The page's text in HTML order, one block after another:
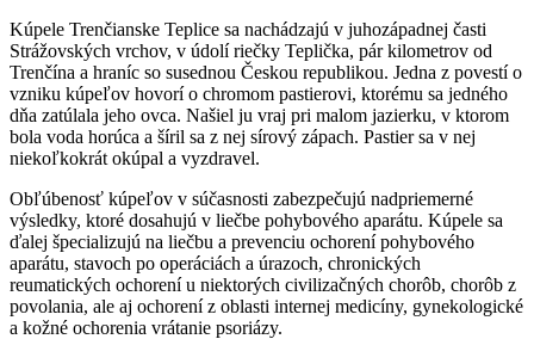
Kúpele Trenčianske Teplice sa nachádzajú v juhozápadnej časti
Strážovských vrchov, v údolí riečky Teplička, pár kilometrov od
Trenčína a hraníc so susednou Českou republikou. Jedna z povestí o
vzniku kúpeľov hovorí o chromom pastierovi, ktorému sa jedného
dňa zatúlala jeho ovca. Našiel ju vraj pri malom jazierku, v ktorom
bola voda horúca a šíril sa z nej sírový zápach. Pastier sa v nej
niekoľkokrát okúpal a vyzdravel.
Obľúbenosť kúpeľov v súčasnosti zabezpečujú nadpriemerné
výsledky, ktoré dosahujú v liečbe pohybového aparátu. Kúpele sa
ďalej špecializujú na liečbu a prevenciu ochorení pohybového
aparátu, stavoch po operáciách a úrazoch, chronických
reumatických ochorení u niektorých civilizačných chorôb, chorôb z
povolania, ale aj ochorení z oblasti internej medicíny, gynekologické
a kožné ochorenia vrátanie psoriázy.